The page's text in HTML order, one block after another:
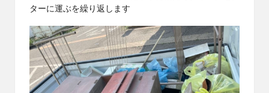
ターに運ぶを繰り返します